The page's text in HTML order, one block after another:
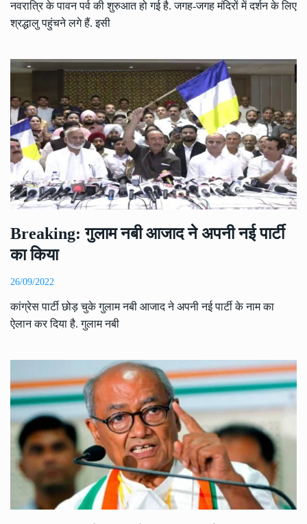
नवरात्रि के पावन पर्व की शुरुआत हो गई है. जगह-जगह मंदिरों में दर्शन के लिए
श्रद्धालु पहुंचने लगे हैं. इसी
Breaking: गुलाम नबी आजाद ने अपनी नई पार्टी
का किया
26/09/2022
कांग्रेस पार्टी छोड़ चुके गुलाम नबी आजाद ने अपनी नई पार्टी के नाम का
ऐलान कर दिया है. गुलाम नबी